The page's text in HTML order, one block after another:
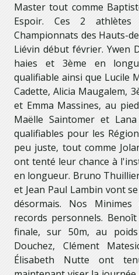
Master tout comme
Espoir. Ces 2 athlètes
Championnats des Hauts-
Liévin début février. Ywen
haies et 3ème en
qualifiable ainsi que Lucile
Cadette, Alicia Maugalem,
et Emma Massines, au
Maëlle Saintomer et
qualifiables pour les
peu juste, tout comme
ont tenté leur chance à
en longueur. Bruno
et Jean Paul Lambin vont
désormais. Nos
records personnels.
finale, sur 50m, au
Douchez, Clément
Élisabeth Nutte ont